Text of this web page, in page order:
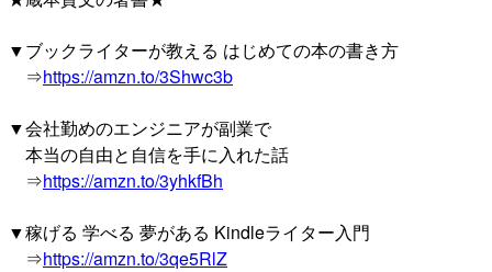
▼ブックライターが教える はじめての本の書き方
⇒https://amzn.to/3Shwc3b
▼会社勤めのエンジニアが副業で
本当の自由と自信を手に入れた話
⇒https://amzn.to/3yhkfBh
▼稼げる 学べる 夢がある Kindleライター入門
⇒https://amzn.to/3qe5RlZ